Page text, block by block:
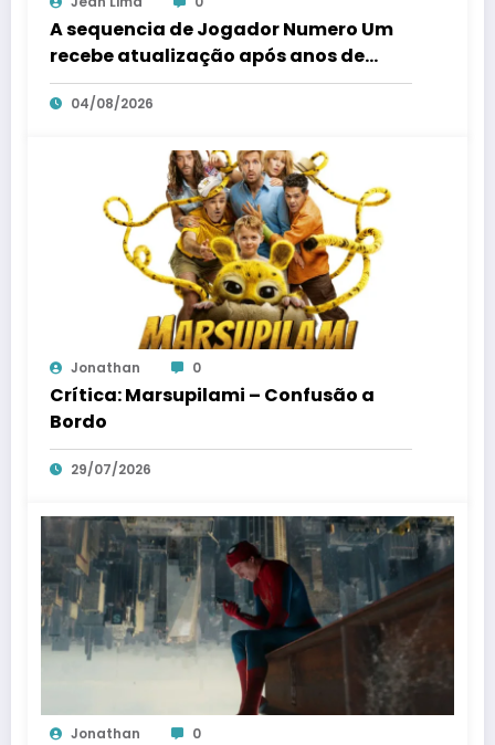
A sequencia de Jogador Numero Um
recebe atualização após anos de
silencio
04/08/2026
Jonathan 0
Crítica: Marsupilami – Confusão a
Bordo
29/07/2026
Jonathan 0